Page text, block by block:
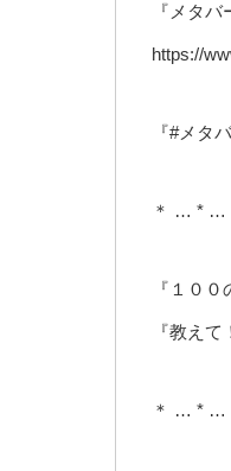
『メタ
https://
『#メタ
＊ … * …
『１００
『教えて
＊ … *